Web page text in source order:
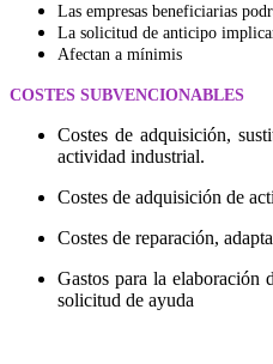
Las empresas beneficiarias
La solicitud de anticipo
Afectan a mínimis
COSTES SUBVENCIONABLES
Costes de adquisición,
actividad industrial.
Costes de adquisición de
Costes de reparación,
Gastos para la elaboración
solicitud de ayuda